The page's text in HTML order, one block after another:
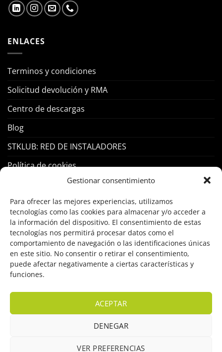
Gestionar consentimiento
Para ofrecer las mejores experiencias, utilizamos
tecnologías como las cookies para almacenar y/o acceder a
la información del dispositivo. El consentimiento de estas
tecnologías nos permitirá procesar datos como el
comportamiento de navegación o las identificaciones únicas
en este sitio. No consentir o retirar el consentimiento,
puede afectar negativamente a ciertas características y
funciones.
ACEPTAR
DENEGAR
VER PREFERENCIAS
ENLACES
Terminos y condiciones
Solicitud devolución y RMA
Centro de descargas
Blog
STKLUB: RED DE INSTALADORES
Política de cookies
Control Acceso
Hogar Inteligente
Incendio
Intrusión
OFERTAS